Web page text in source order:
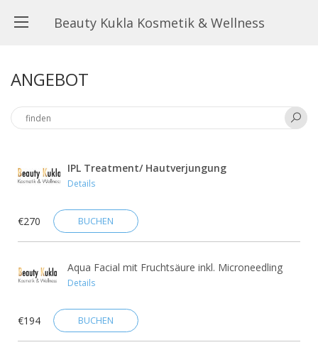
Beauty Kukla Kosmetik & Wellness
ANGEBOT
IPL Treatment/ Hautverjungung
Details
€270 BUCHEN
Aqua Facial mit Fruchtsäure inkl. Microneedling
Details
€194 BUCHEN